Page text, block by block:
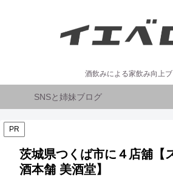
酒飲みによる家飲み向上
SNSと姉妹ブログ
PR
茨城県つくば市に４店舖【
酒本舗 美酒堂】